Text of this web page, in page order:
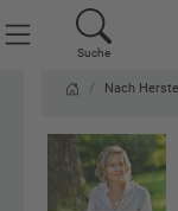
Suche
Nach